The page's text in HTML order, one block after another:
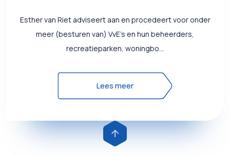
Esther van Riet adviseert aan en procedeert voor onder
meer (besturen van) VvE’s en hun beheerders,
recreatieparken, woningbo...
Lees meer